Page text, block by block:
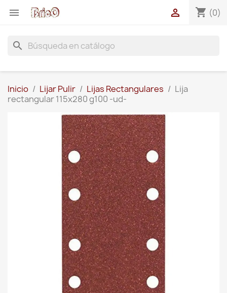
 shopping_cart (0)

search
Inicio Lijar Pulir Lijas Rectangulares
Lija
rectangular 115x280 g100 -ud-